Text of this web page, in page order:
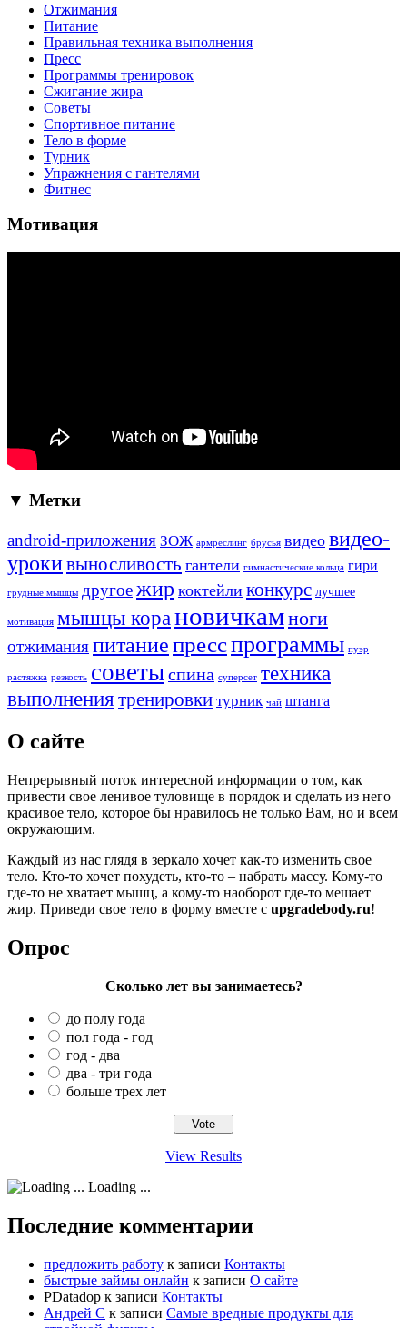
Отжимания
Питание
Правильная техника выполнения
Пресс
Программы тренировок
Сжигание жира
Советы
Спортивное питание
Тело в форме
Турник
Упражнения с гантелями
Фитнес
Мотивация
▼ Метки
android-приложения ЗОЖ армреслинг брусья видео видео-
урокивыносливость гантели гимнастические кольца гири
грудные мышцы другоежир коктейли конкурс лучшее
мотивация мышцы корановичкамноги
отжиманияпитаниепресспрограммы пуэр
растяжка резкость советыспина суперсет техника
выполнения тренировки турник чай штанга
О сайте
Непрерывный поток интересной информации о том, как
привести свое ленивое туловище в порядок и сделать из него
красивое тело, которое бы нравилось не только Вам, но и всем
окружающим.
Каждый из нас глядя в зеркало хочет как-то изменить свое
тело. Кто-то хочет похудеть, кто-то – набрать массу. Кому-то
где-то не хватает мышц, а кому-то наоборот где-то мешает
жир. Приведи свое тело в форму вместе с upgradebody.ru!
Опрос
Сколько лет вы занимаетесь?
до полу года
пол года - год
год - два
два - три года
больше трех лет
View Results
Loading ...
Последние комментарии
предложить работу к записи Контакты
быстрые займы онлайн к записи О сайте
PDatadop к записи Контакты
Андрей С к записи Самые вредные продукты для